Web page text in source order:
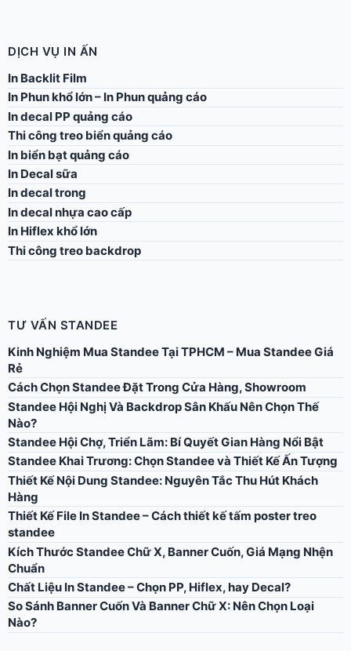
DỊCH VỤ IN ẤN
In Backlit Film
In Phun khổ lớn – In Phun quảng cáo
In decal PP quảng cáo
Thi công treo biển quảng cáo
In biển bạt quảng cáo
In Decal sữa
In decal trong
In decal nhựa cao cấp
In Hiflex khổ lớn
Thi công treo backdrop
TƯ VẤN STANDEE
Kinh Nghiệm Mua Standee Tại TPHCM – Mua Standee Giá
Rẻ
Cách Chọn Standee Đặt Trong Cửa Hàng, Showroom
Standee Hội Nghị Và Backdrop Sân Khấu Nên Chọn Thế
Nào?
Standee Hội Chợ, Triển Lãm: Bí Quyết Gian Hàng Nổi Bật
Standee Khai Trương: Chọn Standee và Thiết Kế Ấn Tượng
Thiết Kế Nội Dung Standee: Nguyên Tắc Thu Hút Khách
Hàng
Thiết Kế File In Standee – Cách thiết kế tấm poster treo
standee
Kích Thước Standee Chữ X, Banner Cuốn, Giá Mạng Nhện
Chuẩn
Chất Liệu In Standee – Chọn PP, Hiflex, hay Decal?
So Sánh Banner Cuốn Và Banner Chữ X: Nên Chọn Loại
Nào?